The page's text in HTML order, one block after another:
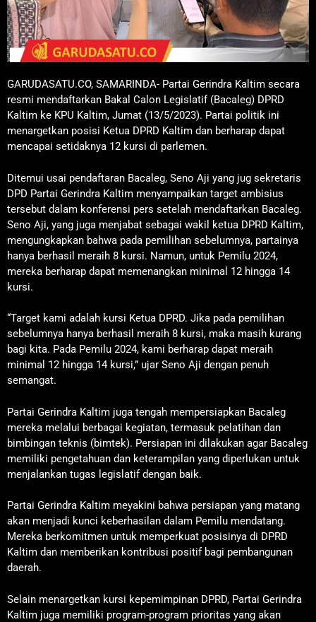
GARUDASATU.CO, SAMARINDA- Partai Gerindra Kaltim secara
resmi mendaftarkan Bakal Calon Legislatif (Bacaleg) DPRD
Kaltim ke KPU Kaltim, Jumat (13/5/2023). Partai politik ini
menargetkan posisi Ketua DPRD Kaltim dan berharap dapat
mencapai setidaknya 12 kursi di parlemen.
Ditemui usai pendaftaran Bacaleg, Seno Aji yang jug sekretaris
DPD Partai Gerindra Kaltim menyampaikan target ambisius
tersebut dalam konferensi pers setelah mendaftarkan Bacaleg.
Seno Aji, yang juga menjabat sebagai wakil ketua DPRD Kaltim,
mengungkapkan bahwa pada pemilihan sebelumnya, partainya
hanya berhasil meraih 8 kursi. Namun, untuk Pemilu 2024,
mereka berharap dapat memenangkan minimal 12 hingga 14
kursi.
“Target kami adalah kursi Ketua DPRD. Jika pada pemilihan
sebelumnya hanya berhasil meraih 8 kursi, maka masih kurang
bagi kita. Pada Pemilu 2024, kami berharap dapat meraih
minimal 12 hingga 14 kursi,” ujar Seno Aji dengan penuh
semangat.
Partai Gerindra Kaltim juga tengah mempersiapkan Bacaleg
mereka melalui berbagai kegiatan, termasuk pelatihan dan
bimbingan teknis (bimtek). Persiapan ini dilakukan agar Bacaleg
memiliki pengetahuan dan keterampilan yang diperlukan untuk
menjalankan tugas legislatif dengan baik.
Partai Gerindra Kaltim meyakini bahwa persiapan yang matang
akan menjadi kunci keberhasilan dalam Pemilu mendatang.
Mereka berkomitmen untuk memperkuat posisinya di DPRD
Kaltim dan memberikan kontribusi positif bagi pembangunan
daerah.
Selain menargetkan kursi kepemimpinan DPRD, Partai Gerindra
Kaltim juga memiliki program-program prioritas yang akan